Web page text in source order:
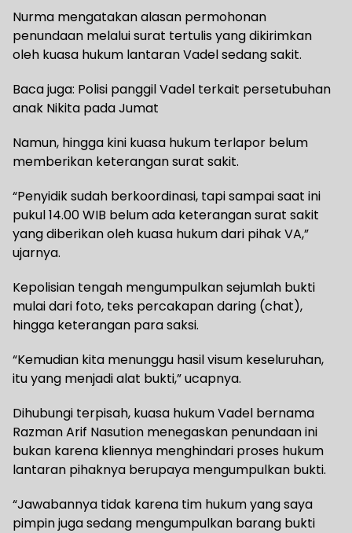
Nurma mengatakan alasan permohonan
penundaan melalui surat tertulis yang dikirimkan
oleh kuasa hukum lantaran Vadel sedang sakit.
Baca juga: Polisi panggil Vadel terkait persetubuhan
anak Nikita pada Jumat
Namun, hingga kini kuasa hukum terlapor belum
memberikan keterangan surat sakit.
“Penyidik sudah berkoordinasi, tapi sampai saat ini
pukul 14.00 WIB belum ada keterangan surat sakit
yang diberikan oleh kuasa hukum dari pihak VA,”
ujarnya.
Kepolisian tengah mengumpulkan sejumlah bukti
mulai dari foto, teks percakapan daring (chat),
hingga keterangan para saksi.
“Kemudian kita menunggu hasil visum keseluruhan,
itu yang menjadi alat bukti,” ucapnya.
Dihubungi terpisah, kuasa hukum Vadel bernama
Razman Arif Nasution menegaskan penundaan ini
bukan karena kliennya menghindari proses hukum
lantaran pihaknya berupaya mengumpulkan bukti.
“Jawabannya tidak karena tim hukum yang saya
pimpin juga sedang mengumpulkan barang bukti